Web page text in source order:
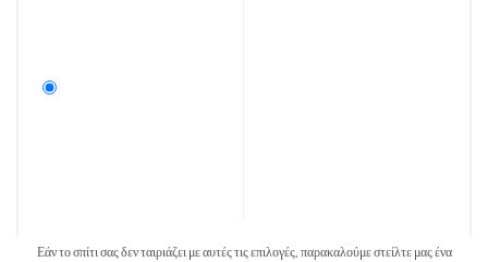
Εάν το σπίτι σας δεν ταιριάζει με αυτές τις επιλογές, παρακαλούμε στείλτε μας ένα